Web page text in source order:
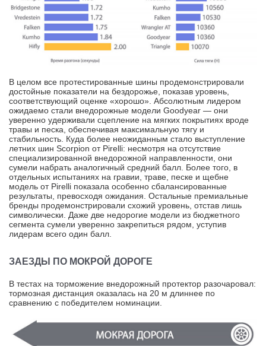
В целом все протестированные шины продемонстрировали
достойные показатели на бездорожье, показав уровень,
соответствующий оценке «хорошо». Абсолютным лидером
ожидаемо стали внедорожные модели Goodyear — они
уверенно удерживали сцепление на мягких покрытиях вроде
травы и песка, обеспечивая максимальную тягу и
стабильность. Куда более неожиданным стало выступление
летних шин Scorpion от Pirelli: несмотря на отсутствие
специализированной внедорожной направленности, они
сумели набрать аналогичный средний балл. Более того, в
отдельных испытаниях на гравии, траве, песке и щебне
модель от Pirelli показала особенно сбалансированные
результаты, превосходя ожидания. Остальные премиальные
бренды продемонстрировали схожий уровень, отстав лишь
символически. Даже две недорогие модели из бюджетного
сегмента сумели уверенно закрепиться рядом, уступив
лидерам всего один балл.
ЗАЕЗДЫ ПО МОКРОЙ ДОРОГЕ
В тестах на торможение внедорожный протектор разочаровал:
тормозная дистанция оказалась на 20 м длиннее по
сравнению с победителем номинации.